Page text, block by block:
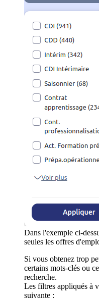
Dans l'exemple ci-
seules les offres
Si vous obtenez trop
certains mots-clés ou
recherche.
Les filtres appliqués à
suivante :